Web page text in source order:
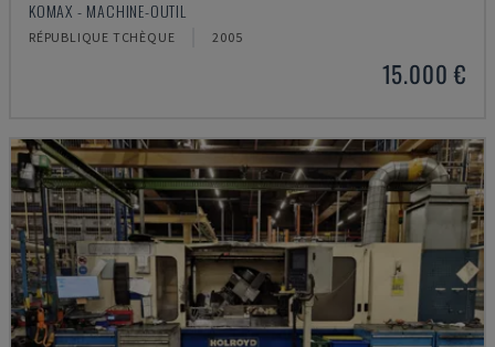
KOMAX - MACHINE-OUTIL
RÉPUBLIQUE TCHÈQUE 2005
15.000 €